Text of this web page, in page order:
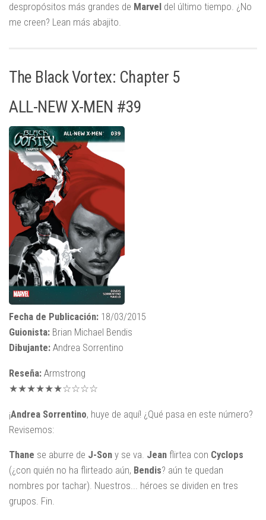
despropósitos más grandes de Marvel del último tiempo. ¿No
me creen? Lean más abajito.
The Black Vortex: Chapter 5
ALL-NEW X-MEN #39
Fecha de Publicación: 18/03/2015
Guionista: Brian Michael Bendis
Dibujante: Andrea Sorrentino
Reseña: Armstrong
★★★★★★☆☆☆☆
¡Andrea Sorrentino, huye de aquí! ¿Qué pasa en este número?
Revisemos:
Thane se aburre de J-Son y se va. Jean flirtea con Cyclops
(¿con quién no ha flirteado aún, Bendis? aún te quedan
nombres por tachar). Nuestros... héroes se dividen en tres
grupos. Fin.